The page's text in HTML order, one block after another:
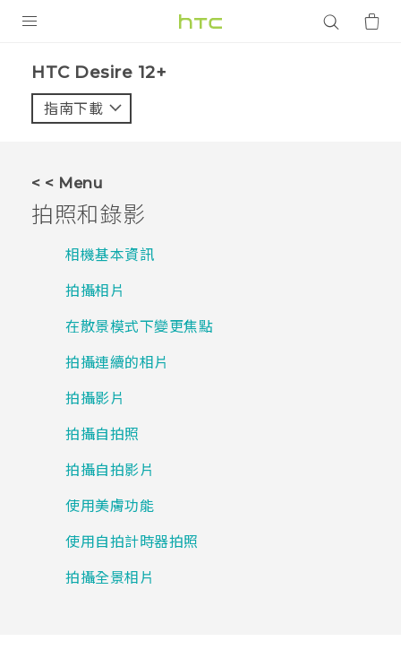
VIVE
應用程式
支援服務
HTC Desire 12+‎
指南下載
< < Menu
拍照和錄影
相機基本資訊
拍攝相片
在散景模式下變更焦點
拍攝連續的相片
拍攝影片
拍攝自拍照
拍攝自拍影片
使用美膚功能
使用自拍計時器拍照
拍攝全景相片